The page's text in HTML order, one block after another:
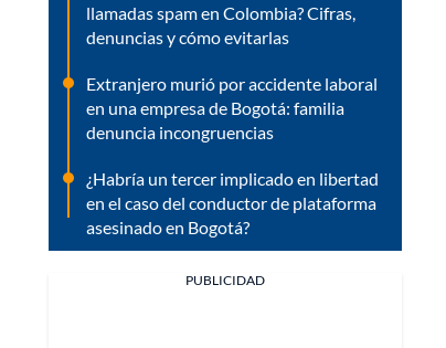
llamadas spam en Colombia? Cifras,
denuncias y cómo evitarlas
Extranjero murió por accidente laboral
en una empresa de Bogotá: familia
denuncia incongruencias
¿Habría un tercer implicado en libertad
en el caso del conductor de plataforma
asesinado en Bogotá?
PUBLICIDAD